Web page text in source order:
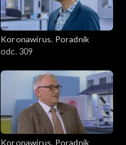
Koronawirus. Poradnik
odc. 309
Koronawirus. Poradnik